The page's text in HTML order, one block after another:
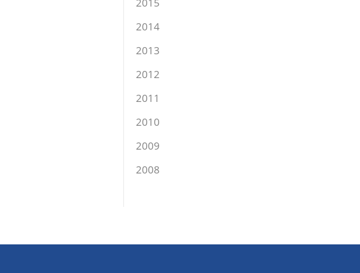
2014
2013
2012
2011
2010
2009
2008